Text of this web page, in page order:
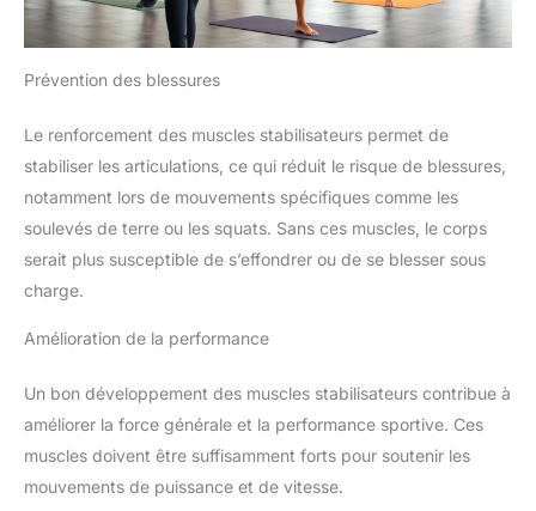
Prévention des blessures
Le renforcement des muscles stabilisateurs permet de
stabiliser les articulations, ce qui réduit le risque de blessures,
notamment lors de mouvements spécifiques comme les
soulevés de terre ou les squats. Sans ces muscles, le corps
serait plus susceptible de s’effondrer ou de se blesser sous
charge.
Amélioration de la performance
Un bon développement des muscles stabilisateurs contribue à
améliorer la force générale et la performance sportive. Ces
muscles doivent être suffisamment forts pour soutenir les
mouvements de puissance et de vitesse.